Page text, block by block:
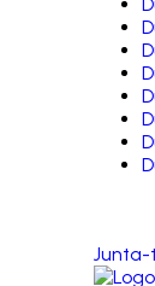
Junta-